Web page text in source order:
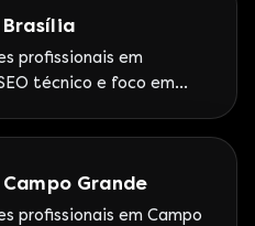
profissionais em
técnico e foco em
com operação
Grande
profissionais em Campo